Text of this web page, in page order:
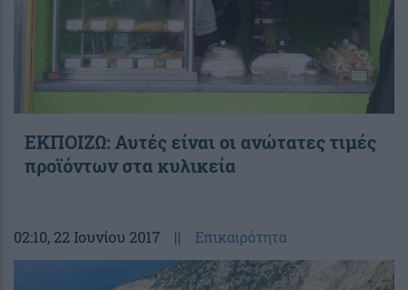
ΕΚΠΟΙΖΩ: Αυτές είναι οι ανώτατες τιμές
προϊόντων στα κυλικεία
02:10, 22 Ιουνίου 2017 || Επικαιρότητα